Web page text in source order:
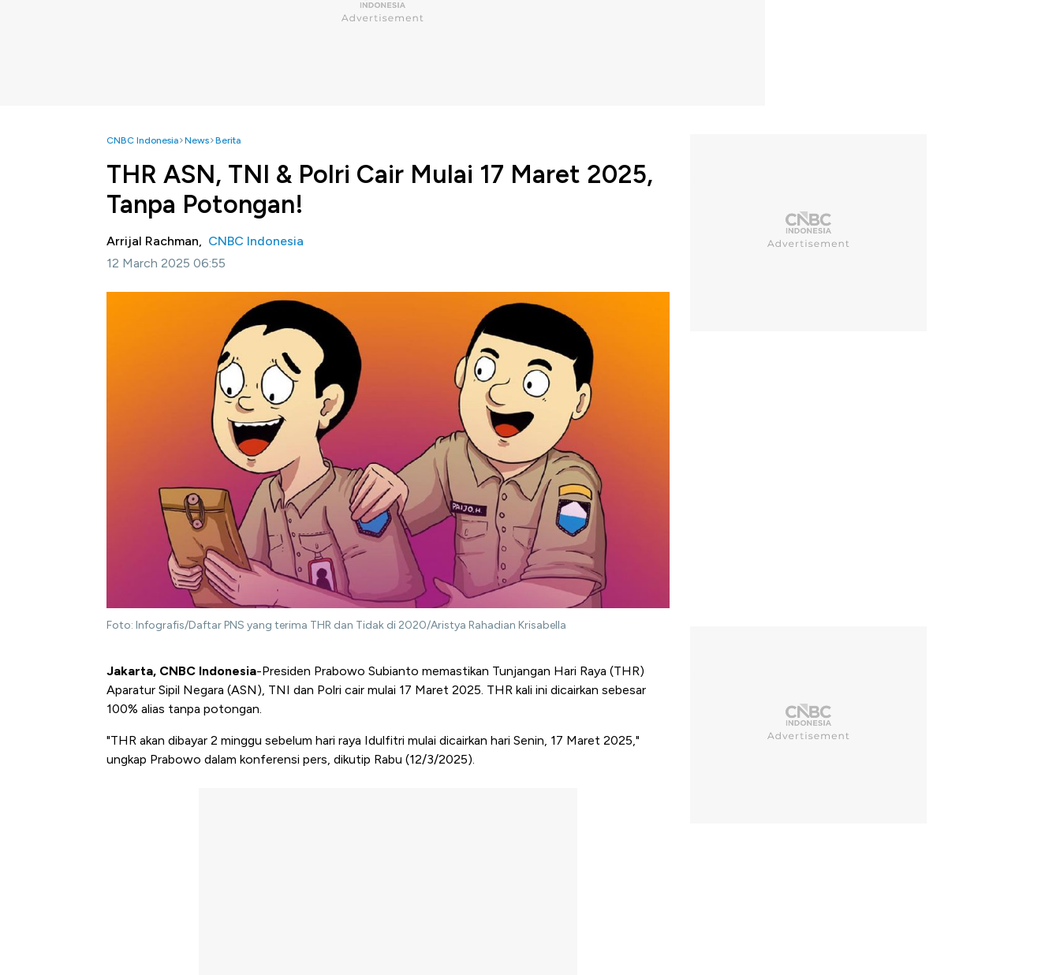
CNBC Indonesia News Berita
THR ASN, TNI & Polri Cair Mulai 17 Maret 2025,
Tanpa Potongan!
Arrijal Rachman, CNBC Indonesia
12 March 2025 06:55
Foto: Infografis/Daftar PNS yang terima THR dan Tidak di 2020/Aristya Rahadian Krisabella
Jakarta, CNBC Indonesia-Presiden Prabowo Subianto memastikan Tunjangan Hari Raya (THR)
Aparatur Sipil Negara (ASN), TNI dan Polri cair mulai 17 Maret 2025. THR kali ini dicairkan sebesar
100% alias tanpa potongan.
"THR akan dibayar 2 minggu sebelum hari raya Idulfitri mulai dicairkan hari Senin, 17 Maret 2025,"
ungkap Prabowo dalam konferensi pers, dikutip Rabu (12/3/2025).